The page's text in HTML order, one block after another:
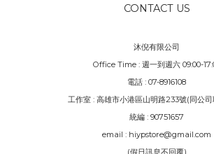
CONTACT US
沐倪有限公司
Office Time : 週一到週六 09:00-
電話 : 07-8916108
工作室 : 高雄市小港區山明路233號(同公
統編 : 90751657
email : hiypstore@gmail.com
(假日訊息不回覆)